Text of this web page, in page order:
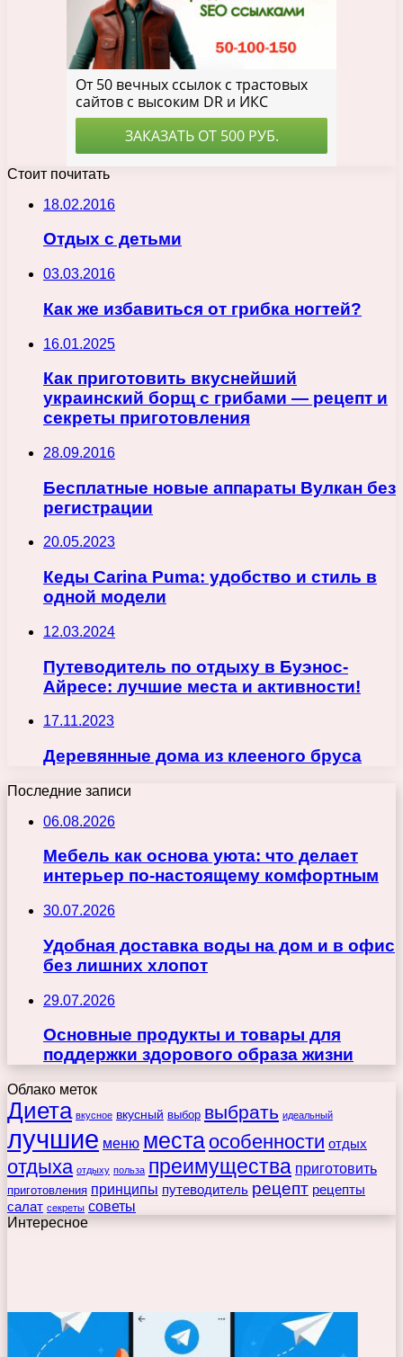
Стоит почитать
18.02.2016
Отдых с детьми
03.03.2016
Как же избавиться от грибка ногтей?
16.01.2025
Как приготовить вкуснейший
украинский борщ с грибами — рецепт и
секреты приготовления
28.09.2016
Бесплатные новые аппараты Вулкан без
регистрации
20.05.2023
Кеды Carina Puma: удобство и стиль в
одной модели
12.03.2024
Путеводитель по отдыху в Буэнос-
Айресе: лучшие места и активности!
17.11.2023
Деревянные дома из клееного бруса
Последние записи
06.08.2026
Мебель как основа уюта: что делает
интерьер по-настоящему комфортным
30.07.2026
Удобная доставка воды на дом и в офис
без лишних хлопот
29.07.2026
Основные продукты и товары для
поддержки здорового образа жизни
Облако меток
Диета вкусное вкусный выбор выбрать идеальный
лучшие меню места особенности отдых
отдыха отдыху польза преимущества приготовить
приготовления принципы путеводитель рецепт рецепты
салат секреты советы
Интересное